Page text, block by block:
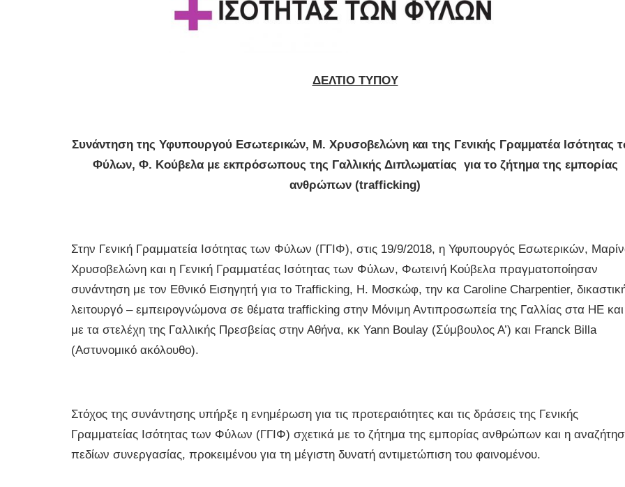
ΔΕΛΤΙΟ ΤΥΠΟΥ
Συνάντηση της Υφυπουργού Εσωτερικών, Μ. Χρυσοβελώνη και της Γενικής Γραμματέα Ισότητας
Φύλων, Φ. Κούβελα με εκπρόσωπους της Γαλλικής Διπλωματίας για το ζήτημα της εμπορίας
ανθρώπων (trafficking)
Στην Γενική Γραμματεία Ισότητας των Φύλων (ΓΓΙΦ), στις 19/9/2018, η Υφυπουργός Εσωτερικών,
Χρυσοβελώνη και η Γενική Γραμματέας Ισότητας των Φύλων, Φωτεινή Κούβελα πραγματοποίησαν
συνάντηση με τον Εθνικό Εισηγητή για το Trafficking, Η. Μοσκώφ, την κα Caroline Charpentier,
λειτουργό – εμπειρογνώμονα σε θέματα trafficking στην Μόνιμη Αντιπροσωπεία της Γαλλίας στα ΗΕ και
με τα στελέχη της Γαλλικής Πρεσβείας στην Αθήνα, κκ Yann Boulay (Σύμβουλος Α’) και Franck Billa
(Αστυνομικό ακόλουθο).
Στόχος της συνάντησης υπήρξε η ενημέρωση για τις προτεραιότητες και τις δράσεις της Γενικής
Γραμματείας Ισότητας των Φύλων (ΓΓΙΦ) σχετικά με το ζήτημα της εμπορίας ανθρώπων και η
πεδίων συνεργασίας, προκειμένου για τη μέγιστη δυνατή αντιμετώπιση του φαινομένου.